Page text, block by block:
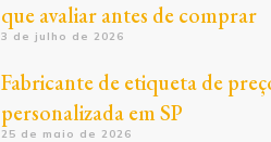
que avaliar antes de comprar
3 de julho de 2026
Fabricante de etiqueta de
personalizada em SP
25 de maio de 2026